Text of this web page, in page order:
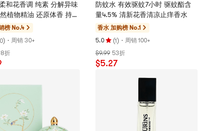
和花香调 纯素 分解异味
植物精油 还原体香 持久
肌适用
榜 No.4
) · 周销 30+
折
防蚊水 有效驱蚊7小时 驱蚊酯含
量4.5% 清新花香清凉止痒香水
香水 加购榜 No.1
5.0
评
分
5.0
(1) · 周销 100+
$9.99 53折
$5.27